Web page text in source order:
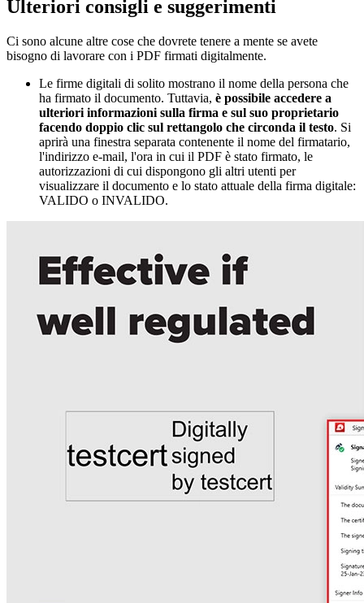
Ulteriori consigli e suggerimenti
Ci sono alcune altre cose che dovrete tenere a mente se avete
bisogno di lavorare con i PDF firmati digitalmente.
Le firme digitali di solito mostrano il nome della persona che
ha firmato il documento. Tuttavia, è possibile accedere a
ulteriori informazioni sulla firma e sul suo proprietario
facendo doppio clic sul rettangolo che circonda il testo. Si
aprirà una finestra separata contenente il nome del firmatario,
l'indirizzo e-mail, l'ora in cui il PDF è stato firmato, le
autorizzazioni di cui dispongono gli altri utenti per
visualizzare il documento e lo stato attuale della firma digitale:
VALIDO o INVALIDO.